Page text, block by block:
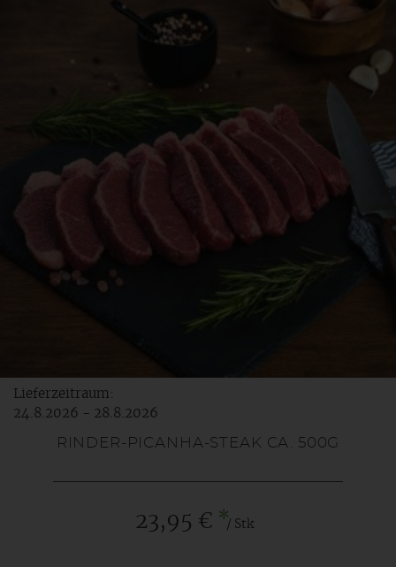
Lieferzeitraum:
24.8.2026 - 28.8.2026
RINDER-PICANHA-STEAK CA. 500G
23,95 € */ Stk